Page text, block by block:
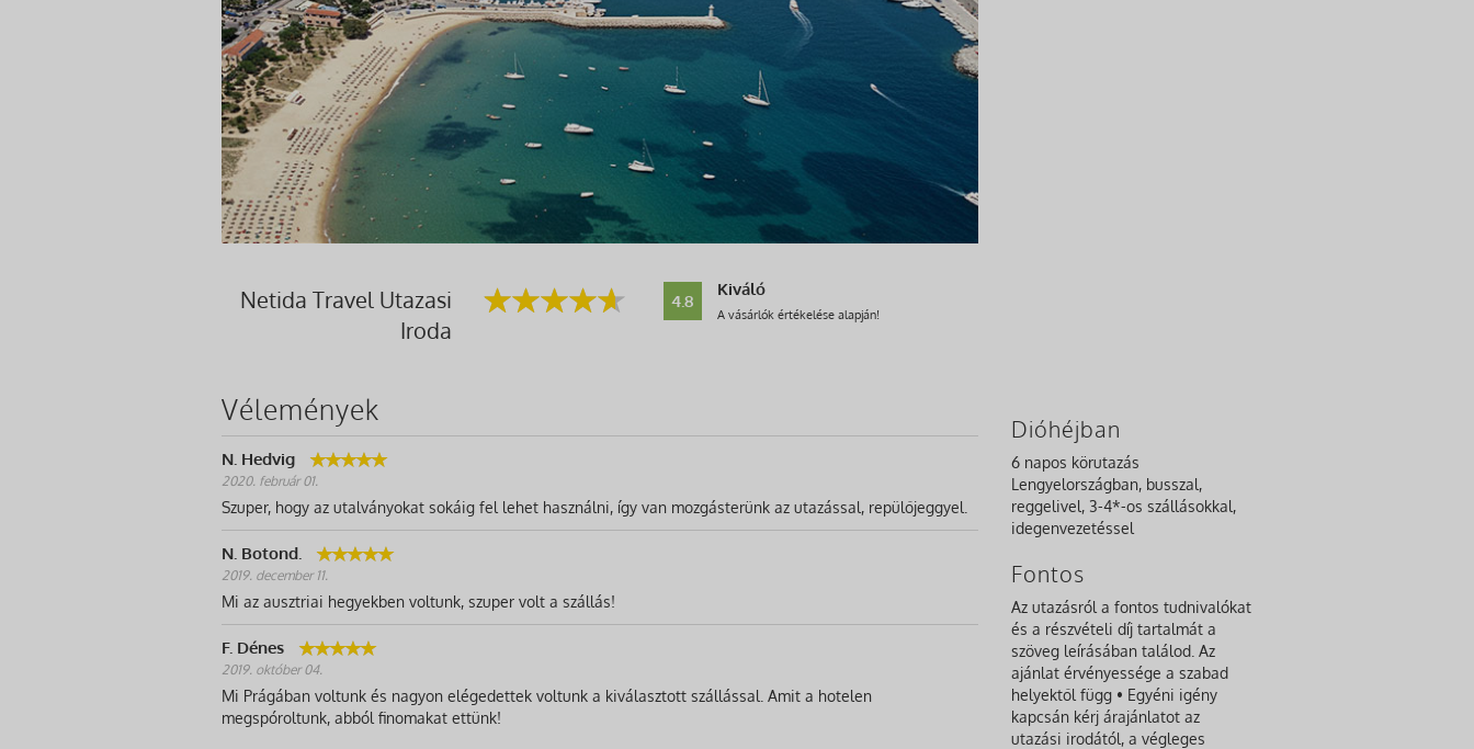
Netida Travel Utazasi
Iroda
4.8
Kiváló
A vásárlók értékelése alapján!
Vélemények
N. Hedvig
2020. február 01.
Szuper, hogy az utalványokat sokáig fel lehet használni, így van mozgásterünk az utazással, repülőjeggyel.
N. Botond.
2019. december 11.
Mi az ausztriai hegyekben voltunk, szuper volt a szállás!
F. Dénes
2019. október 04.
Mi Prágában voltunk és nagyon elégedettek voltunk a kiválasztott szállással. Amit a hotelen
megspóroltunk, abból finomakat ettünk!
Dióhéjban
6 napos körutazás
Lengyelországban, busszal,
reggelivel, 3-4*-os szállásokkal,
idegenvezetéssel
Fontos
Az utazásról a fontos tudnivalókat
és a részvételi díj tartalmát a
szöveg leírásában találod. Az
ajánlat érvényessége a szabad
helyektől függ • Egyéni igény
kapcsán kérj árajánlatot az
utazási irodától, a végleges